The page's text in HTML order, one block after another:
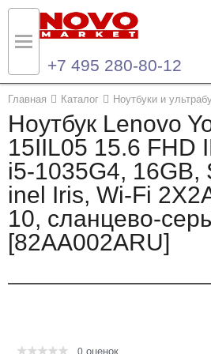
+7 495 280-80-12
Главная Каталог Ноутбуки и
Ноутбук Lenovo
15IIL05 15.6 FHD
i5-1035G4, 16GB,
inel Iris, Wi-Fi
10, сланцево-
[82AA002ARU]
0 оценок
Назад
Каталог продукции
Ноутбуки и ультрабуки
Компьютеры
Моноблоки
Назад
Контакты
Контактная информация